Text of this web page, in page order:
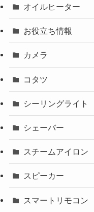
オイルヒーター
お役立ち情報
カメラ
コタツ
シーリングライト
シェーバー
スチームアイロン
スピーカー
スマートリモコン